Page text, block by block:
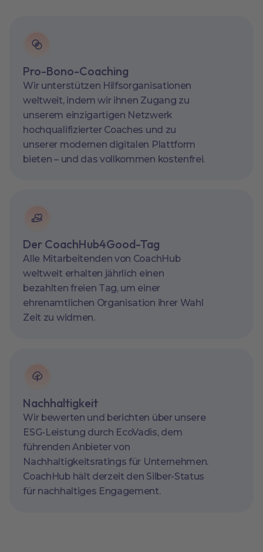
Pro-Bono-Coaching
Wir unterstützen Hilfsorganisationen
weltweit, indem wir ihnen Zugang zu
unserem einzigartigen Netzwerk
hochqualifizierter Coaches und zu
unserer modernen digitalen Plattform
bieten – und das vollkommen kostenfrei.
Der CoachHub4Good-Tag
Alle Mitarbeitenden von CoachHub
weltweit erhalten jährlich einen
bezahlten freien Tag, um einer
ehrenamtlichen Organisation ihrer Wahl
Zeit zu widmen.
Nachhaltigkeit
Wir bewerten und berichten über unsere
ESG-Leistung durch EcoVadis, dem
führenden Anbieter von
Nachhaltigkeitsratings für Unternehmen.
CoachHub hält derzeit den Silber-Status
für nachhaltiges Engagement.